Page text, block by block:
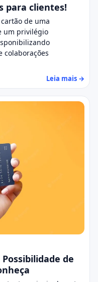
para clientes!
de uma
um privilégio
colaborações
Leia mais →
de